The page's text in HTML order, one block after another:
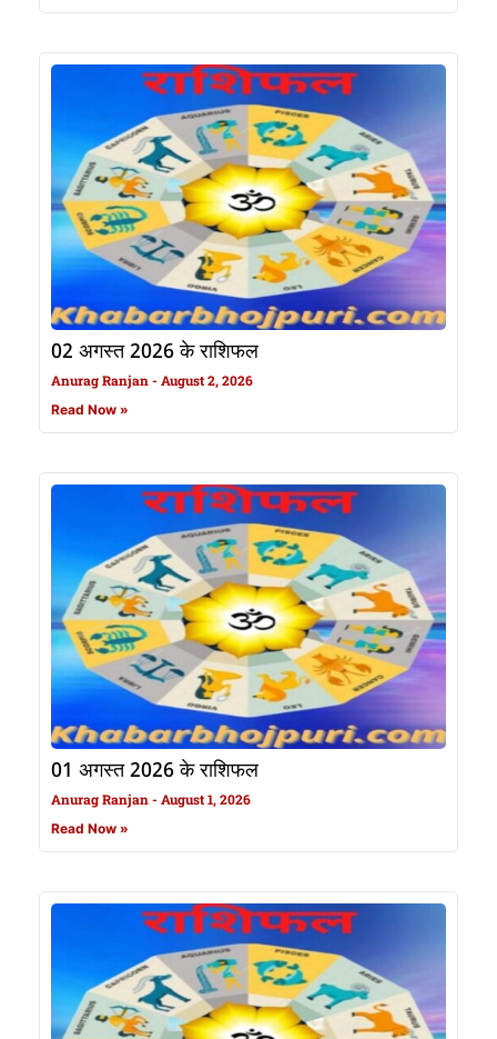
02 अगस्त 2026 के राशिफल
Anurag Ranjan August 2, 2026
Read Now »
01 अगस्त 2026 के राशिफल
Anurag Ranjan August 1, 2026
Read Now »